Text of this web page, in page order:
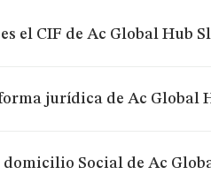
el CIF de Ac Global Hub
jurídica de Ac Global
domicilio Social de Ac